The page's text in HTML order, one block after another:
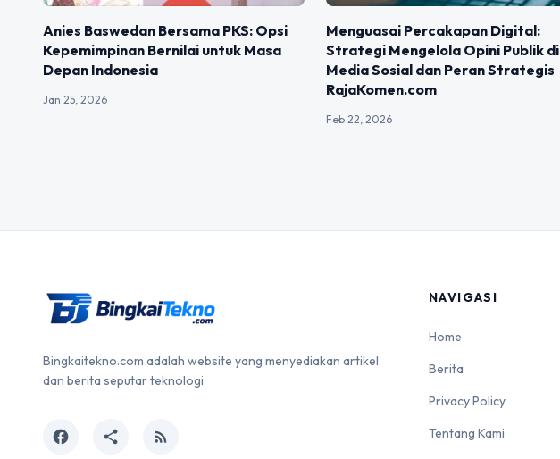
Anies Baswedan Bersama PKS: Opsi
Kepemimpinan Bernilai untuk Masa
Depan Indonesia
Jan 25, 2026
Menguasai Percakapan Digital:
Strategi Mengelola Opini Publik di
Media Sosial dan Peran Strategis
RajaKomen.com
Feb 22, 2026
Bingkaitekno.com adalah website yang menyediakan artikel
dan berita seputar teknologi
facebook share rss_feed
NAVIGASI
Home
Berita
Privacy Policy
Tentang Kami